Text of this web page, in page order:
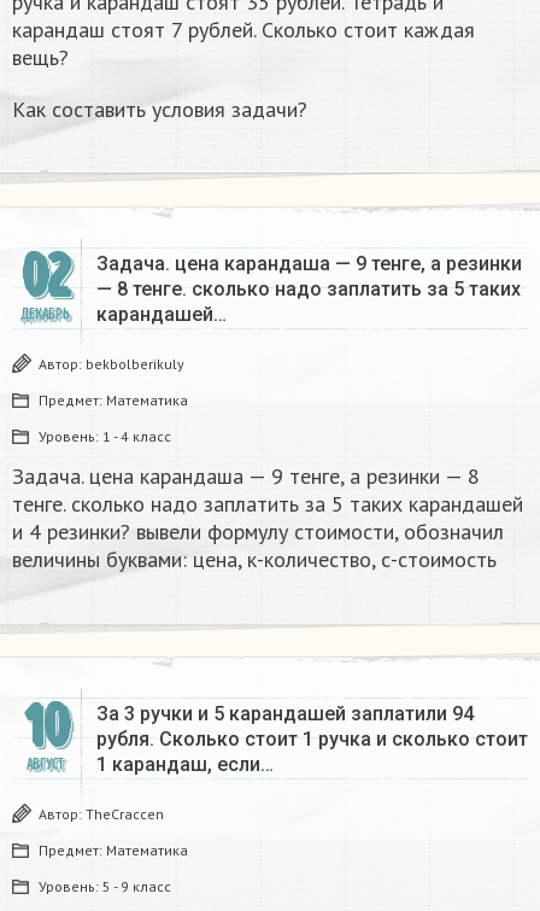
карандаш стоят 7 рублей. Сколько стоит каждая
вещь?
Как составить условия задачи?
02
ДЕКАБРЬ
Задача. цена карандаша — 9 тенге, а резинки
— 8 тенге. сколько надо заплатить за 5 таких
карандашей…
Автор: bekbolberikuly
Предмет: Математика
Уровень: 1 - 4 класс
Задача. цена карандаша — 9 тенге, а резинки — 8
тенге. сколько надо заплатить за 5 таких карандашей
и 4 резинки? вывели формулу стоимости, обозначил
величины буквами: цена, к-количество, с-стоимость
10
АВГУСТ
За 3 ручки и 5 карандашей заплатили 94
рубля. Сколько стоит 1 ручка и сколько стоит
1 карандаш, если…
Автор: TheCraccen
Предмет: Математика
Уровень: 5 - 9 класс